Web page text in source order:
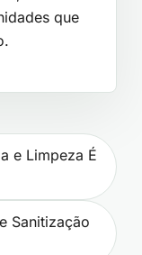
que
e Limpeza É
Sanitização